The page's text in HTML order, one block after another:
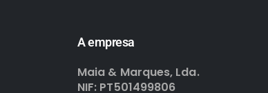
A empresa
Maia & Marques, Lda.
NIF: PT501499806